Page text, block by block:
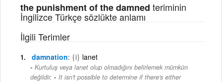
the punishment of the damned teriminin
İngilizce Türkçe sözlükte anlamı
İlgili Terimler
damnation {i} lanet
Kurtuluş veya lanet olup olmadığını belirlemek mümkün
değildir. - It isn't possible to determine if there's either